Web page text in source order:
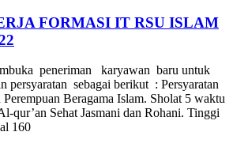
FORMASI IT RSU ISLAM
peneriman karyawan baru untuk
persyaratan sebagai berikut : Persyaratan
Beragama Islam. Sholat 5 waktu
qur’an Sehat Jasmani dan Rohani. Tinggi
160